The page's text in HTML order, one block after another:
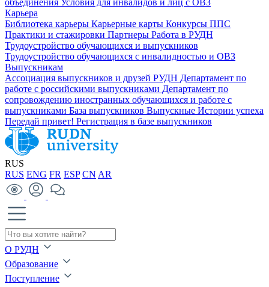
объединения Условия для инвалидов и лиц с ОВЗ
Карьера
Библиотека карьеры Карьерные карты Конкурсы ППС
Практики и стажировки Партнеры Работа в РУДН
Трудоустройство обучающихся и выпускников
Трудоустройство обучающихся с инвалидностью и ОВЗ
Выпускникам
Ассоциация выпускников и друзей РУДН Департамент по
работе с российскими выпускниками Департамент по
сопровождению иностранных обучающихся и работе с
выпускниками База выпускников Выпускные Истории успеха
Передай привет! Регистрация в базе выпускников
RUS
RUS ENG FR ESP CN AR
О РУДН
Образование
Поступление